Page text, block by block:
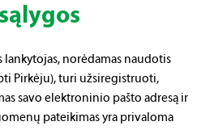
norėdamas naudotis
Pirkėju), turi užsiregistruoti,
savo elektroninio pašto adresą ir
pateikimas yra privaloma